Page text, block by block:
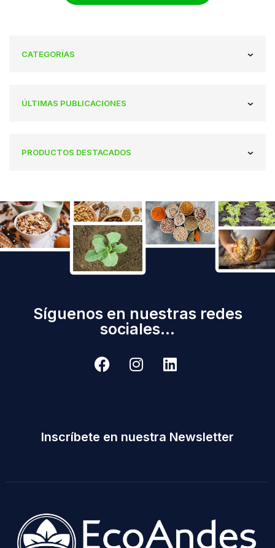
CATEGORÍAS
ÚLTIMAS PUBLICACIONES
PRODUCTOS DESTACADOS
Síguenos en nuestras redes
sociales...
Inscríbete en nuestra Newsletter